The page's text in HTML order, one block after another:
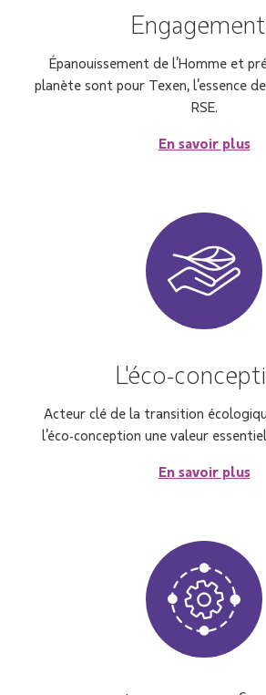
Épanouissement de l’Homme et
planète sont pour Texen, l’essence
RSE.
En savoir plus
L'éco-
Acteur clé de la transition
l’éco-conception une valeur
En savoir plus